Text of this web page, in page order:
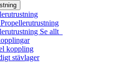
Se allt
koppling
stävlager